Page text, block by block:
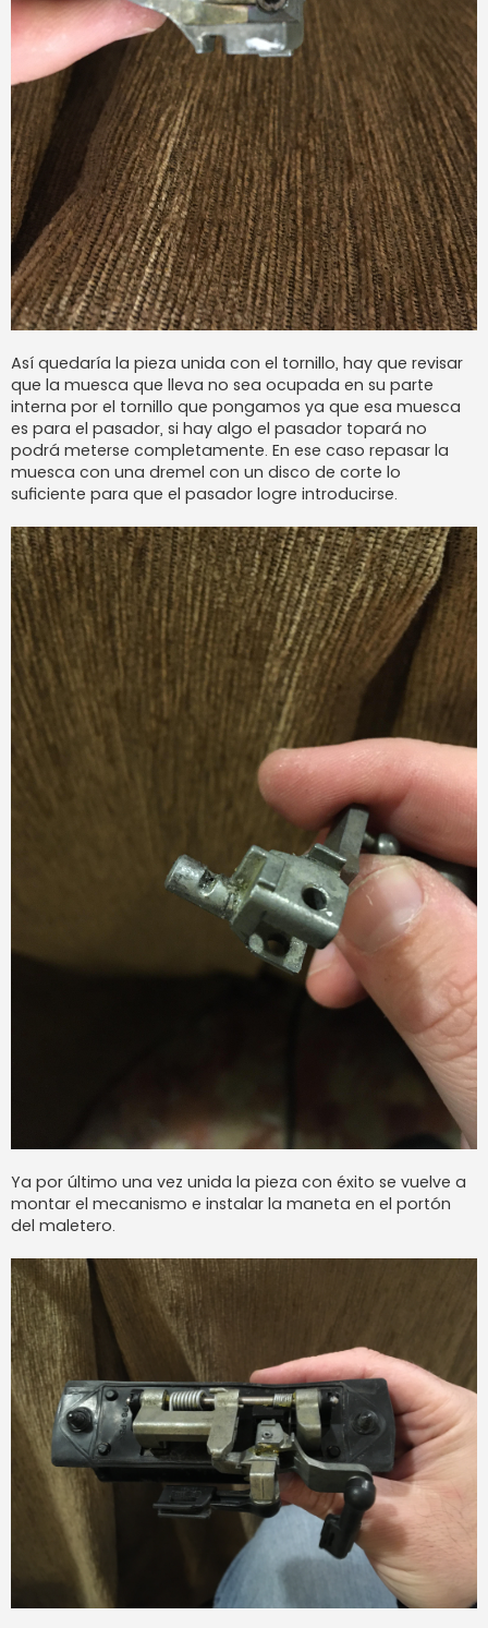
Así quedaría la pieza unida con el tornillo, hay que revisar
que la muesca que lleva no sea ocupada en su parte
interna por el tornillo que pongamos ya que esa muesca
es para el pasador, si hay algo el pasador topará no
podrá meterse completamente. En ese caso repasar la
muesca con una dremel con un disco de corte lo
suficiente para que el pasador logre introducirse.
Ya por último una vez unida la pieza con éxito se vuelve a
montar el mecanismo e instalar la maneta en el portón
del maletero.